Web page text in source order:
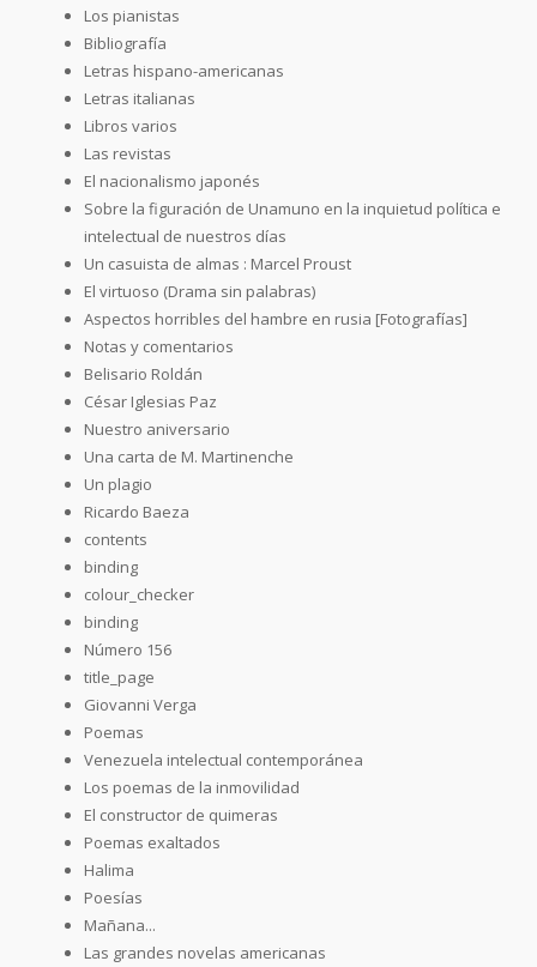
Los pianistas
Bibliografía
Letras hispano-americanas
Letras italianas
Libros varios
Las revistas
El nacionalismo japonés
Sobre la figuración de Unamuno en la inquietud política e
intelectual de nuestros días
Un casuista de almas : Marcel Proust
El virtuoso (Drama sin palabras)
Aspectos horribles del hambre en rusia [Fotografías]
Notas y comentarios
Belisario Roldán
César Iglesias Paz
Nuestro aniversario
Una carta de M. Martinenche
Un plagio
Ricardo Baeza
contents
binding
colour_checker
binding
Número 156
title_page
Giovanni Verga
Poemas
Venezuela intelectual contemporánea
Los poemas de la inmovilidad
El constructor de quimeras
Poemas exaltados
Halima
Poesías
Mañana...
Las grandes novelas americanas